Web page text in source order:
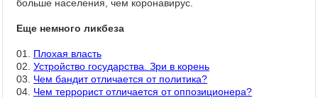
больше населения, чем коронавирус.
Еще немного ликбеза
01. Плохая власть
02. Устройство государства. Зри в корень
03. Чем бандит отличается от политика?
04. Чем террорист отличается от оппозиционера?